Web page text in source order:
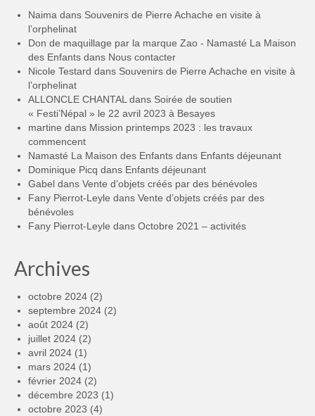
Naima dans Souvenirs de Pierre Achache en visite à
l’orphelinat
Don de maquillage par la marque Zao - Namasté La Maison
des Enfants dans Nous contacter
Nicole Testard dans Souvenirs de Pierre Achache en visite à
l’orphelinat
ALLONCLE CHANTAL dans Soirée de soutien
« Festi’Népal » le 22 avril 2023 à Besayes
martine dans Mission printemps 2023 : les travaux
commencent
Namasté La Maison des Enfants dans Enfants déjeunant
Dominique Picq dans Enfants déjeunant
Gabel dans Vente d’objets créés par des bénévoles
Fany Pierrot-Leyle dans Vente d’objets créés par des
bénévoles
Fany Pierrot-Leyle dans Octobre 2021 – activités
Archives
octobre 2024 (2)
septembre 2024 (2)
août 2024 (2)
juillet 2024 (2)
avril 2024 (1)
mars 2024 (1)
février 2024 (2)
décembre 2023 (1)
octobre 2023 (4)